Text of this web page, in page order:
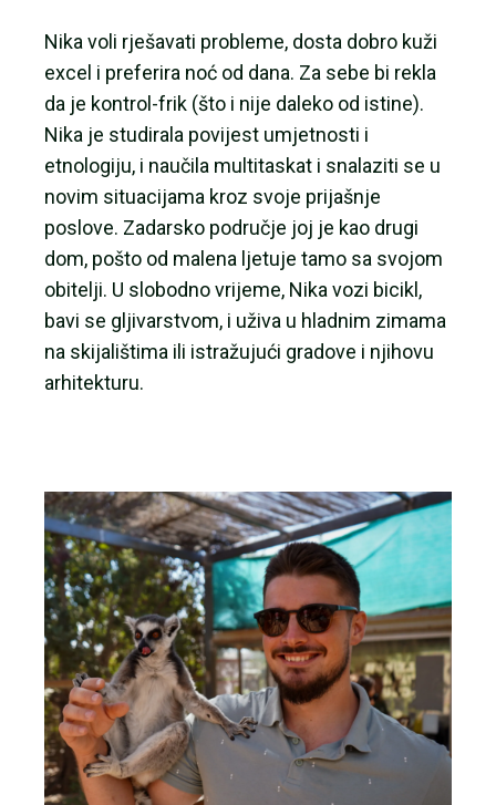
Nika voli rješavati probleme, dosta dobro kuži
excel i preferira noć od dana. Za sebe bi rekla
da je kontrol-frik (što i nije daleko od istine).
Nika je studirala povijest umjetnosti i
etnologiju, i naučila multitaskat i snalaziti se u
novim situacijama kroz svoje prijašnje
poslove. Zadarsko područje joj je kao drugi
dom, pošto od malena ljetuje tamo sa svojom
obitelji. U slobodno vrijeme, Nika vozi bicikl,
bavi se gljivarstvom, i uživa u hladnim zimama
na skijalištima ili istražujući gradove i njihovu
arhitekturu.